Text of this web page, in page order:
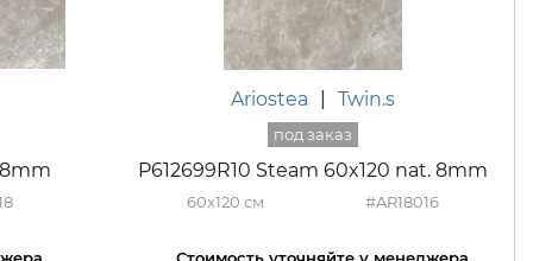
Ariostea Twin.s
P612699R10 Steam 60x120 nat. 8mm
60x120 #AR18016